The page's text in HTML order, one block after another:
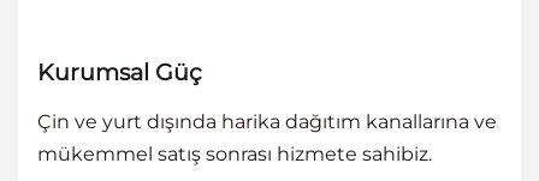
Kurumsal Güç
Çin ve yurt dışında harika dağıtım kanallarına ve
mükemmel satış sonrası hizmete sahibiz.